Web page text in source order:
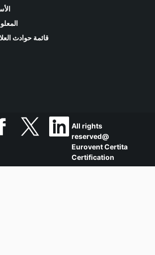
الأسئلة
المعلومات
قائمة حوادث العلامات
All rights
reserved@
Eurovent Certita
Certification